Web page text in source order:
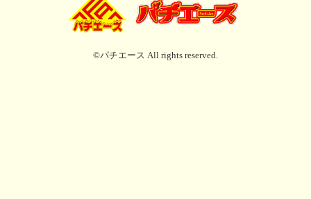
©パチエース All rights reserved.